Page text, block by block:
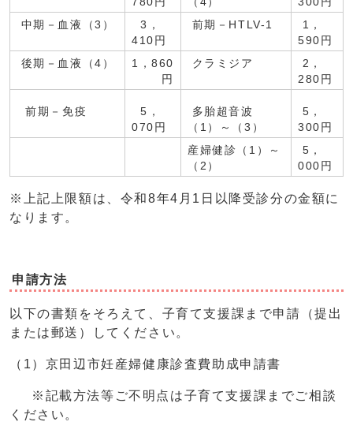
中期－血液（3）
3，
410円
前期－HTLV-1
1，
590円
後期－血液（4）
1，860
円
クラミジア
2，
280円
前期－免疫
5，
070円
多胎超音波
（1）～（3）
5，
300円
産婦健診（1）～
（2）
5，
000円
※上記上限額は、令和8年4月1日以降受診分の金額に
なります。
申請方法
以下の書類をそろえて、子育て支援課まで申請（提出
または郵送）してください。
（1）京田辺市妊産婦健康診査費助成申請書
※記載方法等ご不明点は子育て支援課までご相談
ください。